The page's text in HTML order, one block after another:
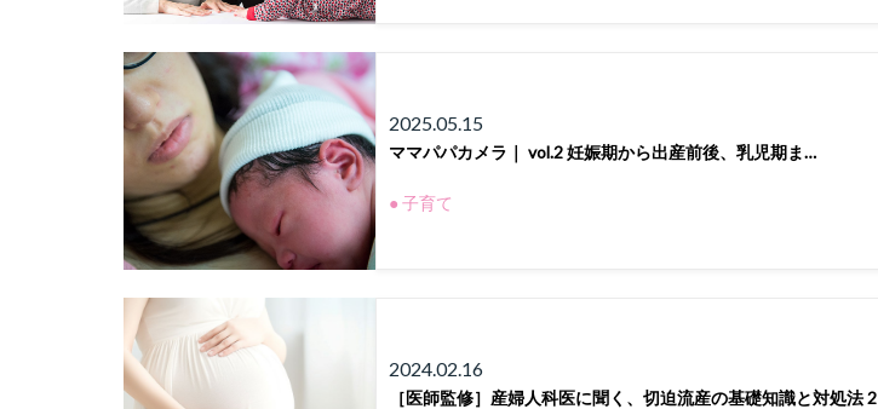
2025.05.15
ママパパカメラ｜ vol.2 妊娠期から出産前後、乳児期ま…
● 子育て
2024.02.16
［医師監修］産婦人科医に聞く、切迫流産の基礎知識と対処法 2